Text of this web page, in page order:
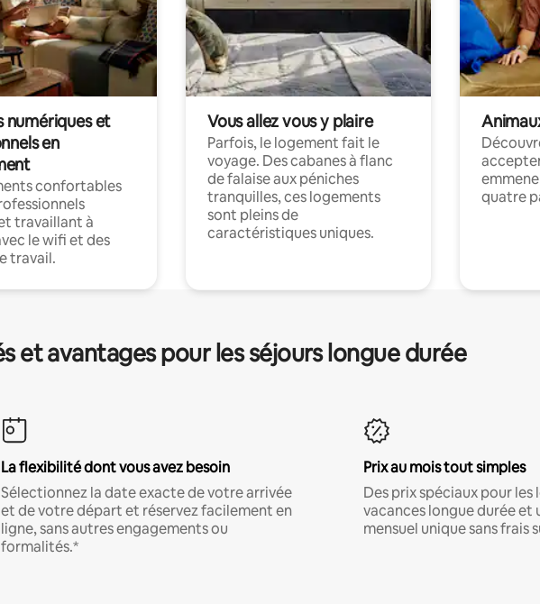
numériques et
en
confortables
travaillant à
le wifi et des
travail.
Vous allez vous y plaire
Parfois, le logement fait le
voyage. Des cabanes à flanc
de falaise aux péniches
tranquilles, ces logements
sont pleins de
caractéristiques uniques.
quatre
et avantages pour les séjours longue durée
La flexibilité dont vous avez besoin
Sélectionnez la date exacte de votre arrivée
et de votre départ et réservez facilement en
ligne, sans autres engagements ou
formalités.*
Prix au mois tout simples
Des prix spéciaux pour
vacances longue durée et
mensuel unique sans frais